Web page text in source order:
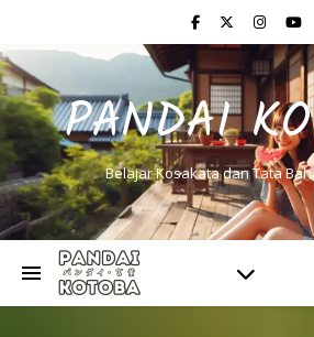
PANDAI
Belajar Kosakata dan Tata